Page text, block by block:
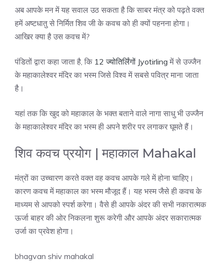
अब आपके मन में यह सवाल उठ सकता है कि साबर मंत्र को पढ़ते वक्त
हमें अष्टधातु से निर्मित शिव जी के कवच को ही क्यों पहनना होगा।
आखिर क्या है उस कवच में?
पंडितों द्वारा कहा जाता है, कि 12 ज्योतिर्लिंगों Jyotirling में से उज्जैन
के महाकालेश्वर मंदिर का भस्म जिसे विश्व में सबसे पवित्र माना जाता
है।
यहां तक कि खुद को महाकाल के भक्त बताने वाले नागा साधु भी उज्जैन
के महाकालेश्वर मंदिर का भस्म ही अपने शरीर पर लगाकर घूमते हैं।
शिव कवच प्रयोग | महाकाल Mahakal
मंत्रों का उच्चारण करते वक्त वह कवच आपके गले में होना चाहिए।
कारण कवच में महाकाल का भस्म मौजूद हैं। यह भस्म जैसे ही कवच के
माध्यम से आपको स्पर्श करेगा। वैसे ही आपके अंदर की सभी नकारात्मक
ऊर्जा बाहर की ओर निकलना शुरू करेगी और आपके अंदर सकारात्मक
उर्जा का प्रवेश होगा।
bhagvan shiv mahakal